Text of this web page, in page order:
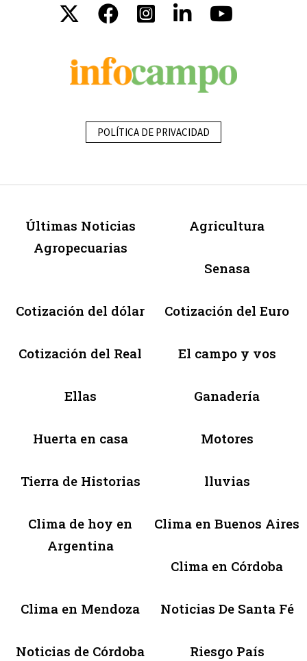
POLÍTICA DE PRIVACIDAD
Últimas Noticias
Agropecuarias
Agricultura
Senasa
Cotización del dólar Cotización del Euro
Cotización del Real El campo y vos
Ellas Ganadería
Huerta en casa Motores
Tierra de Historias lluvias
Clima de hoy en
Argentina
Clima en Buenos Aires
Clima en Córdoba
Clima en Mendoza Noticias De Santa Fé
Noticias de Córdoba Riesgo País